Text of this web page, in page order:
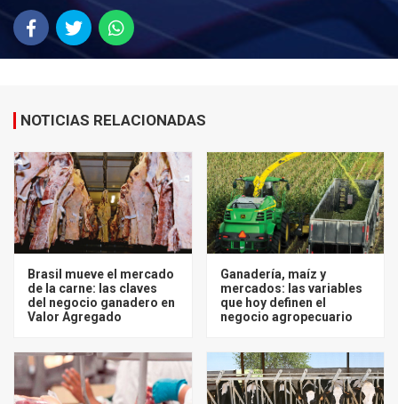
NOTICIAS RELACIONADAS
Brasil mueve el mercado
de la carne: las claves
del negocio ganadero en
Valor Agregado
Ganadería, maíz y
mercados: las variables
que hoy definen el
negocio agropecuario